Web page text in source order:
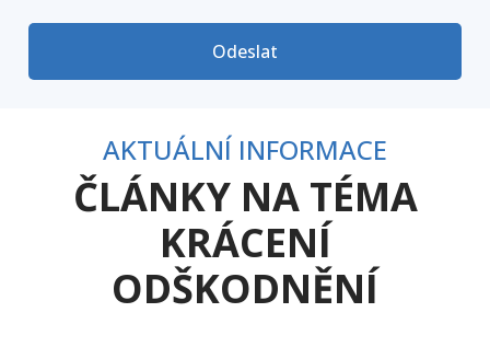
Odeslat
AKTUÁLNÍ INFORMACE
ČLÁNKY NA TÉMA
KRÁCENÍ
ODŠKODNĚNÍ